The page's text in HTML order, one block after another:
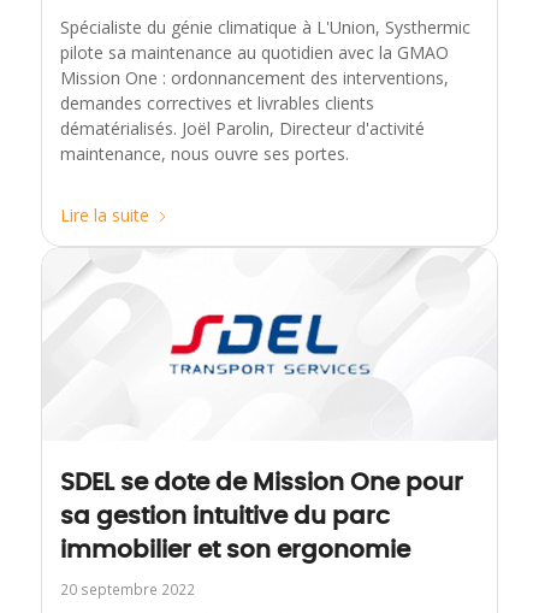
Spécialiste du génie climatique à L'Union, Systhermic
pilote sa maintenance au quotidien avec la GMAO
Mission One : ordonnancement des interventions,
demandes correctives et livrables clients
dématérialisés. Joël Parolin, Directeur d'activité
maintenance, nous ouvre ses portes.
Lire la suite
SDEL se dote de Mission One pour
sa gestion intuitive du parc
immobilier et son ergonomie
20 septembre 2022